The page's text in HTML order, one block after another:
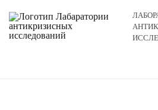
Главная Новости и блог